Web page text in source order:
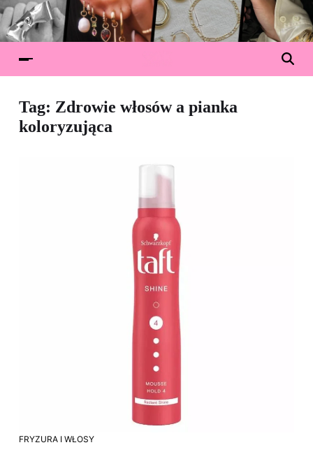
Tag: Zdrowie włosów a pianka
koloryzująca
FRYZURA I WŁOSY